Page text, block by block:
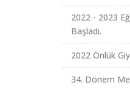
2022 - 2023
Başladı.
2022 Önlük
34. Dönem